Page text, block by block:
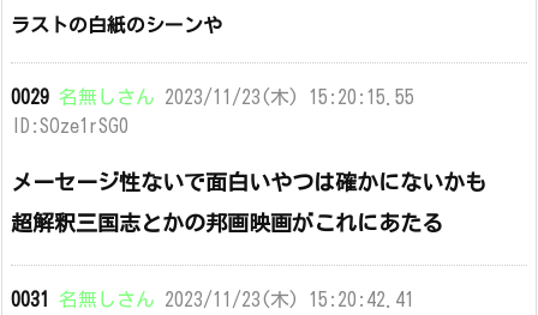
ラストの白紙のシーンや
0029 名無しさん 2023/11/23(木) 15:20:15.55
ID:SOze1rSG0
メーセージ性ないで面白いやつは確かにないかも
超解釈三国志とかの邦画映画がこれにあたる
0031 名無しさん 2023/11/23(木) 15:20:42.41